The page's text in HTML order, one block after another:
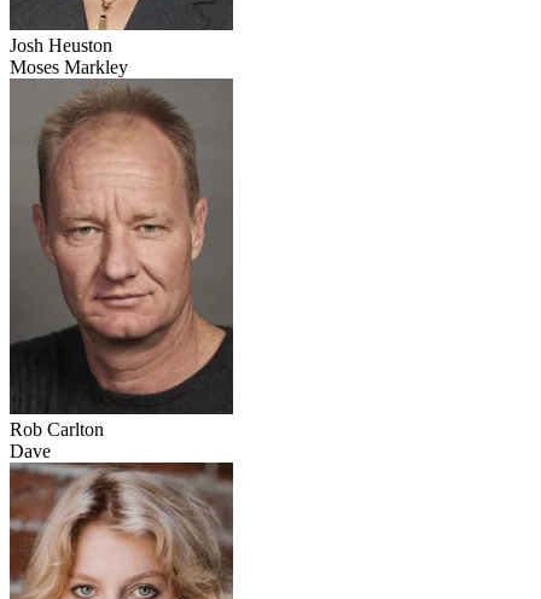
Josh Heuston
Moses Markley
Rob Carlton
Dave